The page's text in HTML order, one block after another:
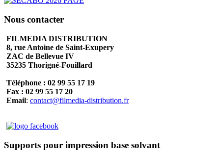
Nous contacter
FILMEDIA DISTRIBUTION
8, rue Antoine de Saint-Exupery
ZAC de Bellevue IV
35235 Thorigné-Fouillard
Téléphone : 02 99 55 17 19
Fax : 02 99 55 17 20
Email: contact@filmedia-distribution.fr
Supports pour impression base solvant